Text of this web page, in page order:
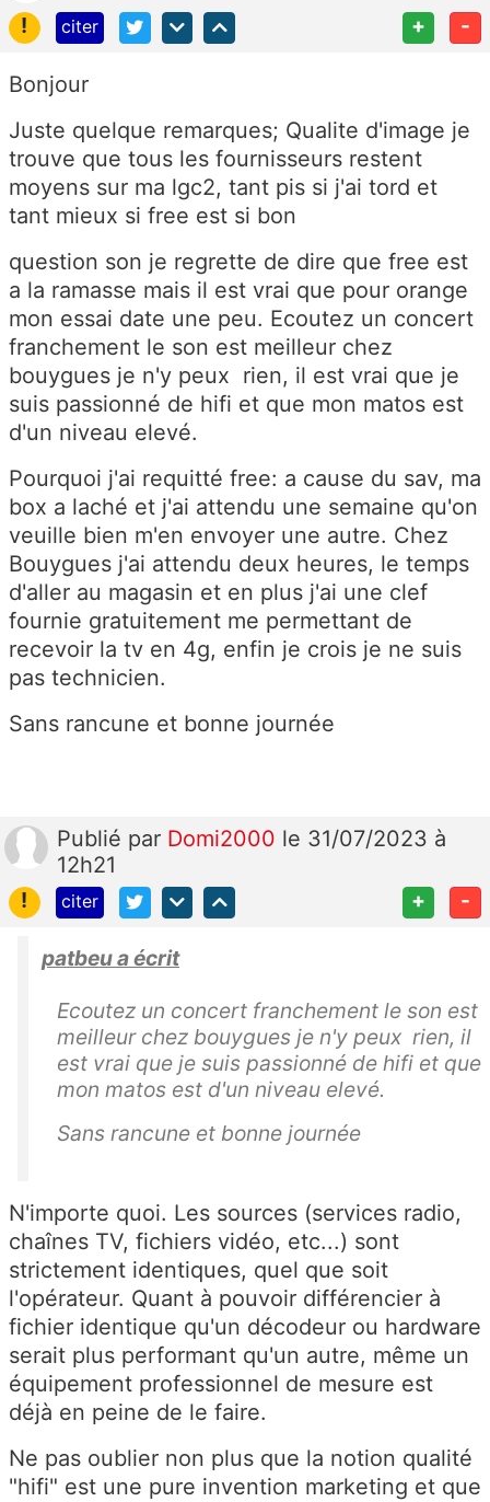
!
citer + -
Bonjour
Juste quelque remarques; Qualite d'image je
trouve que tous les fournisseurs restent
moyens sur ma lgc2, tant pis si j'ai tord et
tant mieux si free est si bon
question son je regrette de dire que free est
a la ramasse mais il est vrai que pour orange
mon essai date une peu. Ecoutez un concert
franchement le son est meilleur chez
bouygues je n'y peux rien, il est vrai que je
suis passionné de hifi et que mon matos est
d'un niveau elevé.
Pourquoi j'ai requitté free: a cause du sav, ma
box a laché et j'ai attendu une semaine qu'on
veuille bien m'en envoyer une autre. Chez
Bouygues j'ai attendu deux heures, le temps
d'aller au magasin et en plus j'ai une clef
fournie gratuitement me permettant de
recevoir la tv en 4g, enfin je crois je ne suis
pas technicien.
Sans rancune et bonne journée
Publié par Domi2000 le 31/07/2023 à
12h21
!
citer + -
patbeu a écrit
Ecoutez un concert franchement le son est
meilleur chez bouygues je n'y peux rien, il
est vrai que je suis passionné de hifi et que
mon matos est d'un niveau elevé.
Sans rancune et bonne journée
N'importe quoi. Les sources (services radio,
chaînes TV, fichiers vidéo, etc...) sont
strictement identiques, quel que soit
l'opérateur. Quant à pouvoir différencier à
fichier identique qu'un décodeur ou hardware
serait plus performant qu'un autre, même un
équipement professionnel de mesure est
déjà en peine de le faire.
Ne pas oublier non plus que la notion qualité
"hifi" est une pure invention marketing et que